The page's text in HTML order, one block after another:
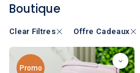
Boutique
Clear Filtres Offre Cadeaux
Promo